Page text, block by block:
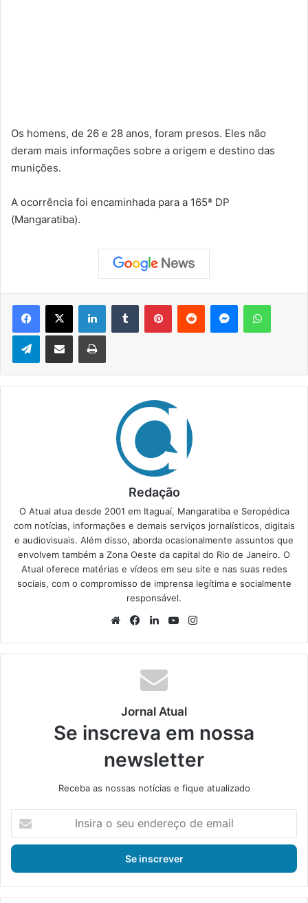
Os homens, de 26 e 28 anos, foram presos. Eles não
deram mais informações sobre a origem e destino das
munições.
A ocorrência foi encaminhada para a 165ª DP
(Mangaratiba).
Telegram
Redação
O Atual atua desde 2001 em Itaguaí, Mangaratiba e Seropédica
com notícias, informações e demais serviços jornalísticos, digitais
e audiovisuais. Além disso, aborda ocasionalmente assuntos que
envolvem também a Zona Oeste da capital do Rio de Janeiro. O
Atual oferece matérias e vídeos em seu site e nas suas redes
sociais, com o compromisso de imprensa legítima e socialmente
responsável.
We
te
Fa
bo
ok
Lin
din
Yo
ub
ra
Jornal Atual
Se inscreva em nossa
newsletter
Receba as nossas notícias e fique atualizado
s
r
a